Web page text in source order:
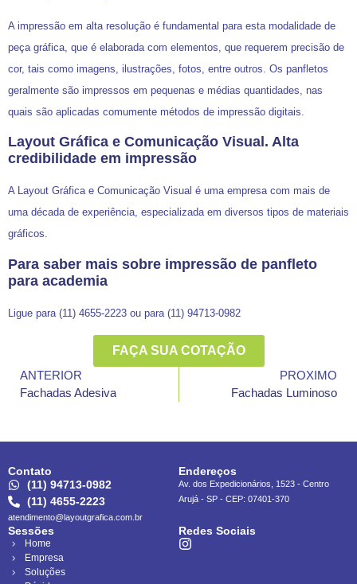
A impressão em alta resolução é fundamental para esta modalidade de
peça gráfica, que é elaborada com elementos, que requerem precisão de
cor, tais como imagens, ilustrações, fotos, entre outros. Os panfletos
geralmente são impressos em pequenas e médias quantidades, nas
quais são aplicadas comumente métodos de impressão digitais.
Layout Gráfica e Comunicação Visual. Alta
credibilidade em impressão
A Layout Gráfica e Comunicação Visual é uma empresa com mais de
uma década de experiência, especializada em diversos tipos de materiais
gráficos.
Para saber mais sobre impressão de panfleto
para academia
Ligue para (11) 4655-2223 ou para (11) 94713-0982
FAÇA SUA COTAÇÃO
ANTERIOR
Fachadas Adesiva
PROXIMO
Fachadas Luminoso
Contato
(11) 94713-0982
(11) 4655-2223
atendimento@layoutgrafica.com.br
Endereços
Av. dos Expedicionários, 1523 - Centro
Arujá - SP - CEP: 07401-370
Sessões
Home
Empresa
Soluções
Redes Sociais